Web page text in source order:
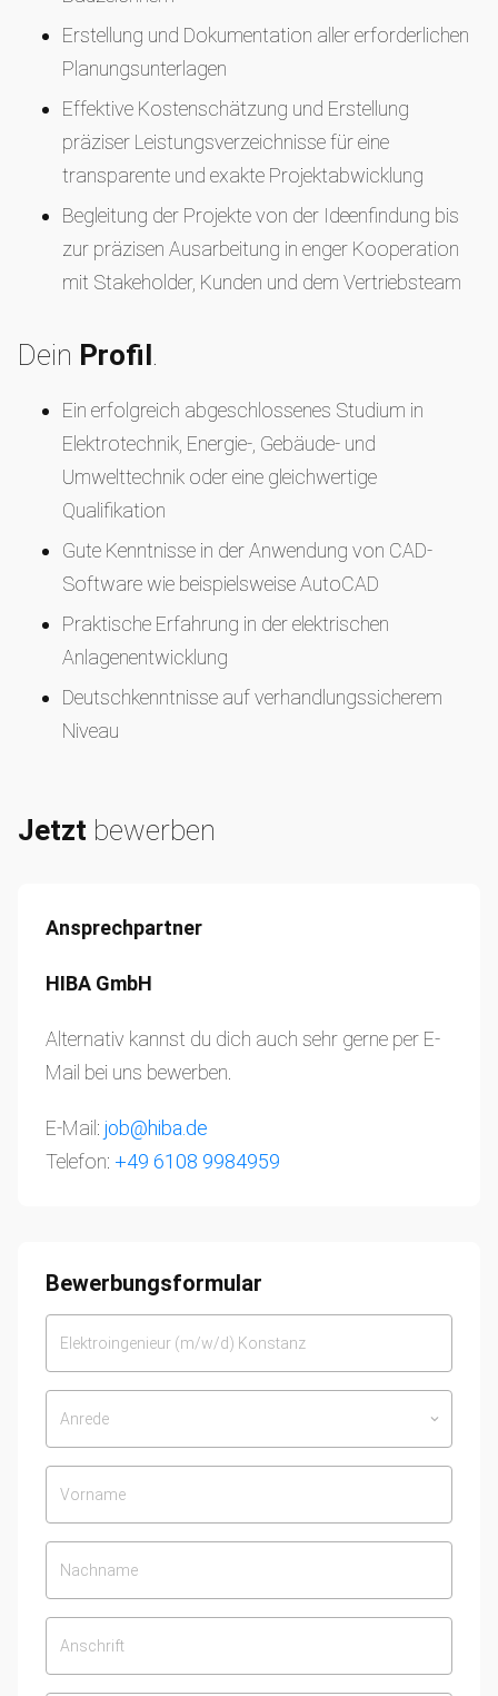
Erstellung und Dokumentation aller erforderlichen
Planungsunterlagen
Effektive Kostenschätzung und Erstellung
präziser Leistungsverzeichnisse für eine
transparente und exakte Projektabwicklung
Begleitung der Projekte von der Ideenfindung bis
zur präzisen Ausarbeitung in enger Kooperation
mit Stakeholder, Kunden und dem Vertriebsteam
Dein Profil.
Ein erfolgreich abgeschlossenes Studium in
Elektrotechnik, Energie-, Gebäude- und
Umwelttechnik oder eine gleichwertige
Qualifikation
Gute Kenntnisse in der Anwendung von CAD-
Software wie beispielsweise AutoCAD
Praktische Erfahrung in der elektrischen
Anlagenentwicklung
Deutschkenntnisse auf verhandlungssicherem
Niveau
Jetzt bewerben
Ansprechpartner
HIBA GmbH
Alternativ kannst du dich auch sehr gerne per E-
Mail bei uns bewerben.
E-Mail: job@hiba.de
Telefon: +49 6108 9984959
Bewerbungsformular
Anrede keyboard_arrow_down